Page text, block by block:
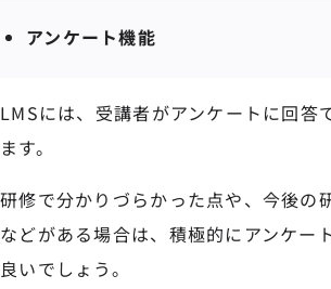
アンケート機能
LMSには、受講者がアンケートに回答
ます。
研修で分かりづらかった点や、今後の
などがある場合は、積極的にアンケー
良いでしょう。